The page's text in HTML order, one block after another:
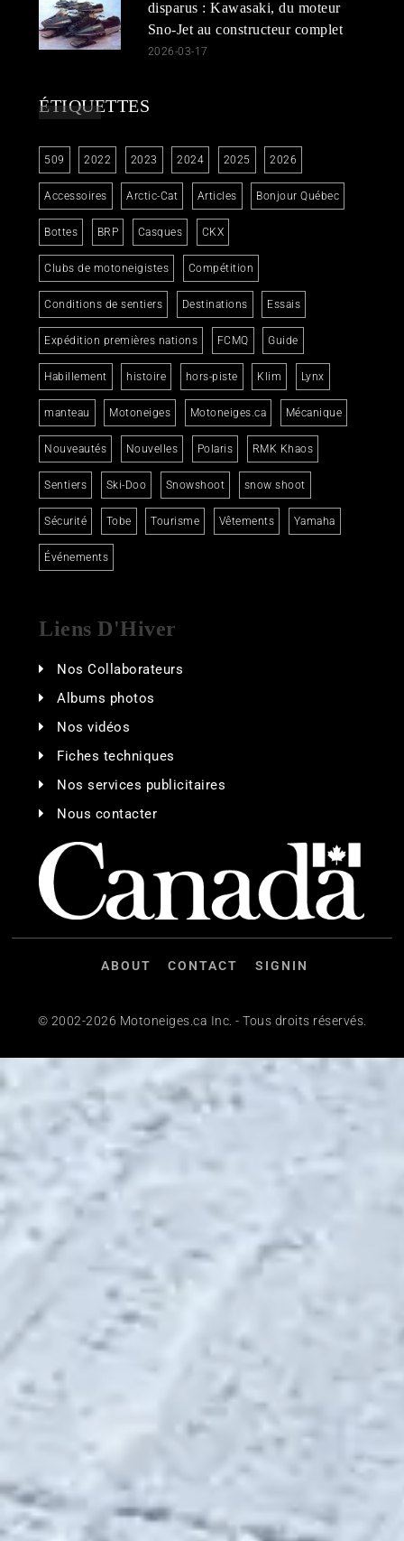
disparus : Kawasaki, du moteur
Sno-Jet au constructeur complet
2026-03-17
ÉTIQUETTES
509 2022 2023 2024 2025 2026
Accessoires Arctic-Cat Articles Bonjour Québec
Bottes BRP Casques CKX
Clubs de motoneigistes Compétition
Conditions de sentiers Destinations Essais
Expédition premières nations FCMQ Guide
Habillement histoire hors-piste Klim Lynx
manteau Motoneiges Motoneiges.ca Mécanique
Nouveautés Nouvelles Polaris RMK Khaos
Sentiers Ski-Doo Snowshoot snow shoot
Sécurité Tobe Tourisme Vêtements Yamaha
Événements
Liens D'Hiver
Nos Collaborateurs
Albums photos
Nos vidéos
Fiches techniques
Nos services publicitaires
Nous contacter
ABOUT CONTACT SIGNIN
© 2002-2026 Motoneiges.ca Inc. - Tous droits réservés.